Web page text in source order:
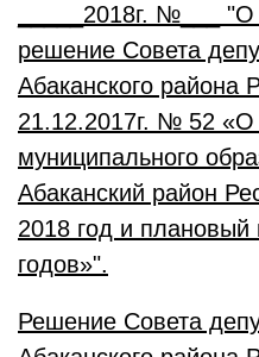
_____2018г. №___
решение Совета
Абаканского района
21.12.2017г. № 52
муниципального
Абаканский район
2018 год и
годов»".
Решение Совета